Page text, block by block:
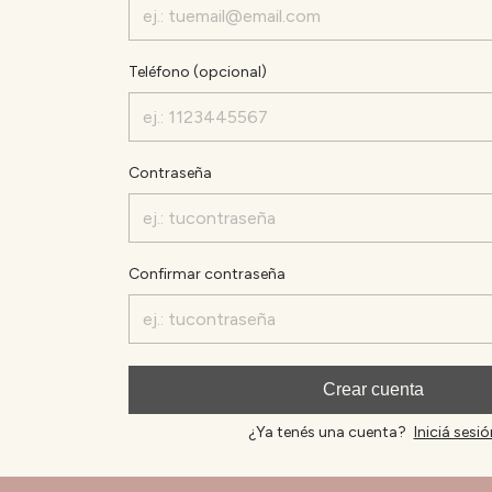
Teléfono (opcional)
Contraseña
Confirmar contraseña
Crear cuenta
¿Ya tenés una cuenta? Iniciá